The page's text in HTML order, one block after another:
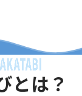
とは？